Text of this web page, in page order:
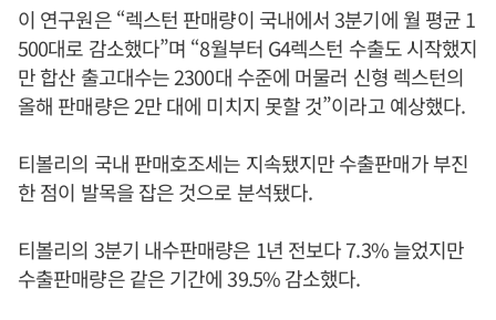
이 연구원은 “렉스턴 판매량이 국내에서 3분기에 월 평균 1
500대로 감소했다”며 “8월부터 G4렉스턴 수출도 시작했지
만 합산 출고대수는 2300대 수준에 머물러 신형 렉스턴의
올해 판매량은 2만 대에 미치지 못할 것”이라고 예상했다.
티볼리의 국내 판매호조세는 지속됐지만 수출판매가 부진
한 점이 발목을 잡은 것으로 분석됐다.
티볼리의 3분기 내수판매량은 1년 전보다 7.3% 늘었지만
수출판매량은 같은 기간에 39.5% 감소했다.